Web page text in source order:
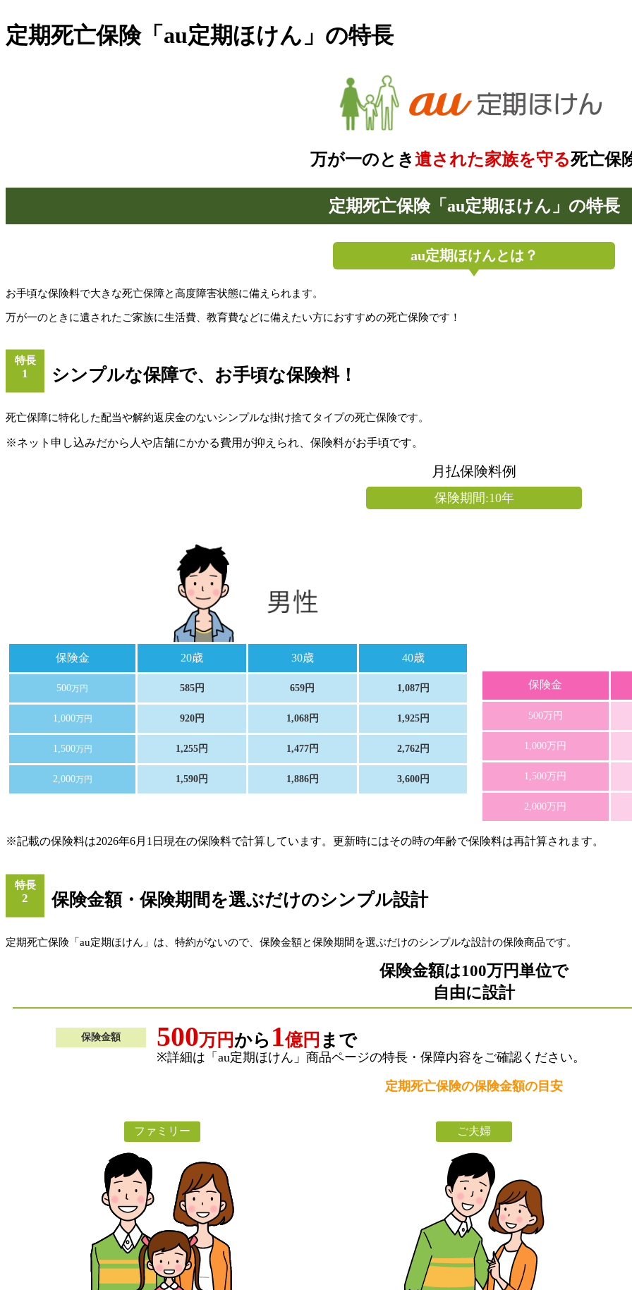
定期死亡保険「au定期ほけん」の特長
万が一のとき遺された家族を守る死亡保
定期死亡保険「au定期ほけん」の特長
au定期ほけんとは？
お手頃な保険料で大きな死亡保障と高度障害状態に備えられます。
万が一のときに遺されたご家族に生活費、教育費などに備えたい方におすすめの死亡保険です！
特長
1 シンプルな保障で、お手頃な保険料！
死亡保障に特化した配当や解約返戻金のないシンプルな掛け捨てタイプの死亡保険です。
※ネット申し込みだから人や店舗にかかる費用が抑えられ、保険料がお手頃です。
月払保険料例
保険期間:10年
保険金 20歳 30歳 40歳
500万円 585円 659円 1,087円
1,000万円 920円 1,068円 1,925円
1,500万円 1,255円 1,477円 2,762円
2,000万円 1,590円 1,886円 3,600円
保険金
500万円
1,000万円
1,500万円
2,000万円
※記載の保険料は2026年6月1日現在の保険料で計算しています。更新時にはその時の年齢で保険料は再計算されます。
特長
2 保険金額・保険期間を選ぶだけのシンプル設計
定期死亡保険「au定期ほけん」は、特約がないので、保険金額と保険期間を選ぶだけのシンプルな設計の保険商品です。
保険金額は100万円単位で
自由に設計
保険金額 500万円から 1億円 まで
※詳細は「au定期ほけん」商品ページの特長・保障内容をご確認ください。
定期死亡保険の保険金額の目安
ファミリー ご夫婦